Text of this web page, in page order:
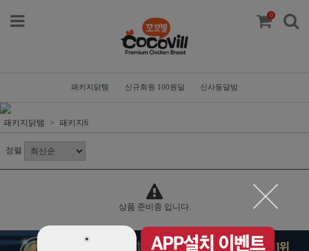
0
패키지닭템 신규회원 100원딜 신사동달밤
패키지닭템 패키지6
정렬
상품 준비중 입니다.